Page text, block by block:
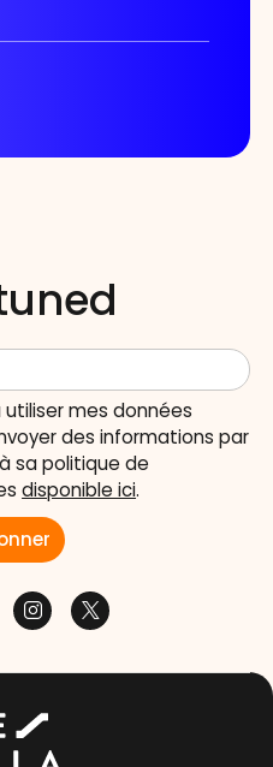
mes données
des informations par
sa politique de
disponible ici.